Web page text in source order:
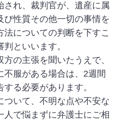
され、裁判官が、遺産に属
び性質その他一切の事情を
についての判断を下すこ
といいます。
の主張を聞いたうえで、
不服がある場合は、2週間
る必要があります。
ついて、不明な点や不安な
人で悩まずに弁護士にご相